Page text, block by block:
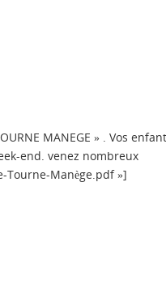
MANEGE » . Vos
end. venez nombreux
Manège.pdf »]